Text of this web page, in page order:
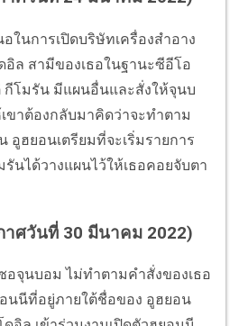
ในการเปิดบริษัทเครื่องสำอาง
ล สามีของเธอในฐานะซีอีโอ
กีโมรัน มีแผนอื่นและสั่งให้จุนบ
ขาต้องกลับมาคิดว่าจะทำตาม
อูฮยอนเตรียมที่จะเริ่มรายการ
นได้วางแผนไว้ให้เธอคอยจับตา
าศวันที่ 30 มีนาคม 2022)
อจุนบอม ไม่ทำตามคำสั่งของเธอ
นนีที่อยู่ภายใต้ชื่อของ อูฮยอน